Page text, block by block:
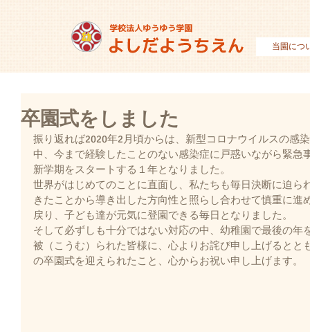
当園につ
卒園式をしました
振り返れば2020年2月頃からは、新型コロナウイルスの感
中、今まで経験したことのない感染症に戸惑いながら緊急
新学期をスタートする１年となりました。
世界がはじめてのことに直面し、私たちも毎日決断に迫ら
きたことから導き出した方向性と照らし合わせて慎重に進
戻り、子ども達が元気に登園できる毎日となりました。
そして必ずしも十分ではない対応の中、幼稚園で最後の年
被（こうむ）られた皆様に、心よりお詫び申し上げるとと
の卒園式を迎えられたこと、心からお祝い申し上げます。